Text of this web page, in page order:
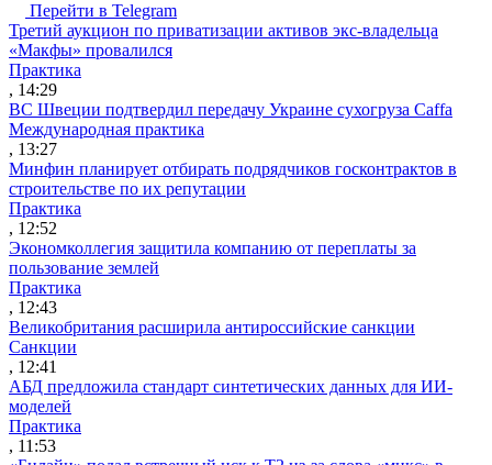
Перейти в Telegram
Третий аукцион по приватизации активов экс-владельца
«Макфы» провалился
Практика
, 14:29
ВС Швеции подтвердил передачу Украине сухогруза Caffa
Международная практика
, 13:27
Минфин планирует отбирать подрядчиков госконтрактов в
строительстве по их репутации
Практика
, 12:52
Экономколлегия защитила компанию от переплаты за
пользование землей
Практика
, 12:43
Великобритания расширила антироссийские санкции
Санкции
, 12:41
АБД предложила стандарт синтетических данных для ИИ-
моделей
Практика
, 11:53